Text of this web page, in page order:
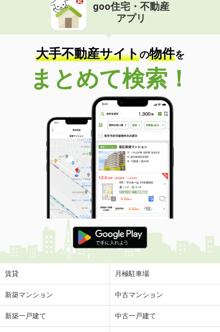
goo住宅・不動産
アプリ
大手不動産サイトの物件を
まとめて検索！
賃貸 月極駐車場
新築マンション 中古マンション
新築一戸建て 中古一戸建て